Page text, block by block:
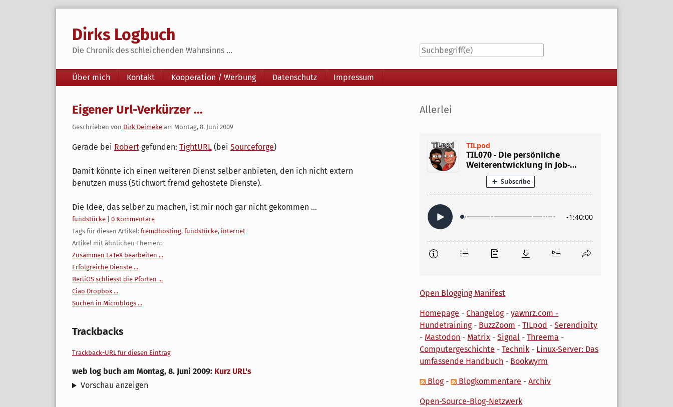
Dirks Logbuch
Die Chronik des schleichenden Wahnsinns ...
Navigation
Über mich Kontakt Kooperation / Werbung Datenschutz Impressum
Eigener Url-Verkürzer ...
Geschrieben von Dirk Deimeke am Montag, 8. Juni 2009
Gerade bei Robert gefunden: TightURL (bei Sourceforge)
Damit könnte ich einen weiteren Dienst selber anbieten, den ich nicht extern
benutzen muss (Stichwort fremd gehostete Dienste).
Die Idee, das selber zu machen, ist mir noch gar nicht gekommen ...
Kategorien:
fundstücke
0 Kommentare
Tags für diesen Artikel: fremdhosting, fundstücke, internet
Artikel mit ähnlichen Themen:
Zusammen LaTeX bearbeiten ...
Erfolgreiche Dienste ...
BerliOS schliesst die Pforten ...
Ciao Dropbox ...
Suchen in Microblogs ...
Trackbacks
Trackback-URL für diesen Eintrag
web log buch am Montag, 8. Juni 2009: Kurz URL's
Vorschau anzeigen
Seitenleiste
Allerlei
Open Blogging Manifest
Homepage -Changelog-yawnrz.com -
Hundetraining- BuzzZoom -TILpod -Serendipity
- Mastodon - Matrix -Signal -Threema -
Computergeschichte -Technik - Linux-Server: Das
umfassende Handbuch - Bookwyrm
Blog- Blogkommentare -Archiv
Open-Source-Blog-Netzwerk